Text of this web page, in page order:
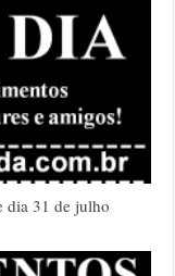
dia 31 de julho